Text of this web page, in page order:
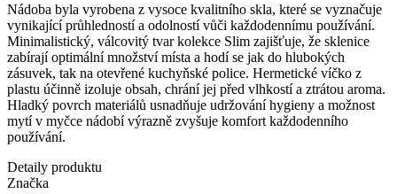
Nádoba byla vyrobena z vysoce kvalitního skla, které se vyznačuje
vynikající průhledností a odolností vůči každodennímu používání.
Minimalistický, válcovitý tvar kolekce Slim zajišťuje, že sklenice
zabírají optimální množství místa a hodí se jak do hlubokých
zásuvek, tak na otevřené kuchyňské police. Hermetické víčko z
plastu účinně izoluje obsah, chrání jej před vlhkostí a ztrátou aroma.
Hladký povrch materiálů usnadňuje udržování hygieny a možnost
mytí v myčce nádobí výrazně zvyšuje komfort každodenního
používání.
Detaily produktu
Značka